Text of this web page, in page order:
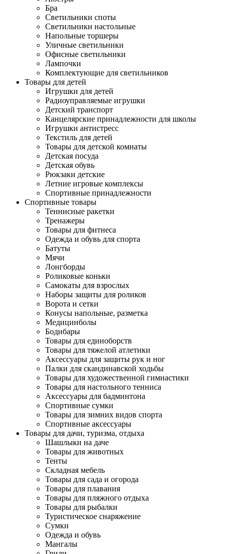
Бра
Светильники споты
Светильники настольные
Напольные торшеры
Уличные светильники
Офисные светильники
Лампочки
Комплектующие для светильников
Товары для детей
Игрушки для детей
Радиоуправляемые игрушки
Детский транспорт
Канцелярские принадлежности для школы
Игрушки антистресс
Текстиль для детей
Товары для детской комнаты
Детская посуда
Детская обувь
Рюкзаки детские
Летние игровые комплексы
Спортивные принадлежности
Спортивные товары
Теннисные ракетки
Тренажеры
Товары для фитнеса
Одежда и обувь для спорта
Батуты
Мячи
Лонгборды
Роликовые коньки
Самокаты для взрослых
Наборы защиты для роликов
Ворота и сетки
Конусы напольные, разметка
Медицинболы
Бодибары
Товары для единоборств
Товары для тяжелой атлетики
Аксессуары для защиты рук и ног
Палки для скандинавской ходьбы
Товары для художественной гимнастики
Товары для настольного тенниса
Аксессуары для бадминтона
Спортивные сумки
Товары для зимних видов спорта
Спортивные аксессуары
Товары для дачи, туризма, отдыха
Шашлыки на даче
Товары для животных
Тенты
Складная мебель
Товары для сада и огорода
Товары для плавания
Товары для пляжного отдыха
Товары для рыбалки
Туристическое снаряжение
Сумки
Одежда и обувь
Мангалы